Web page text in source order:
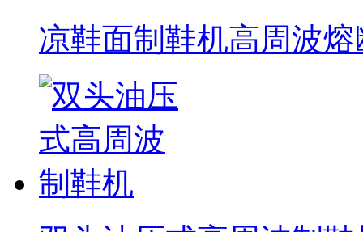
凉鞋面制鞋机高周波熔